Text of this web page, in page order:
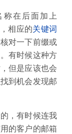
在后面加上
相应的关键词
对一下前缀或
有时候这种方
但是应该也会
到机会发现邮
，有时候连我
的客户的邮箱